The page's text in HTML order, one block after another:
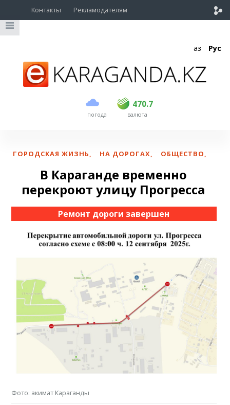
Контакты Рекламодателям
Қаз Рус
погода
470.7
USD 468.5 470.7
EUR валюта
ГОРОДСКАЯ ЖИЗНЬ, НА ДОРОГАХ, ОБЩЕСТВО,
В Караганде временно
перекроют улицу Прогресса
Ремонт дороги завершен
Фото: акимат Караганды